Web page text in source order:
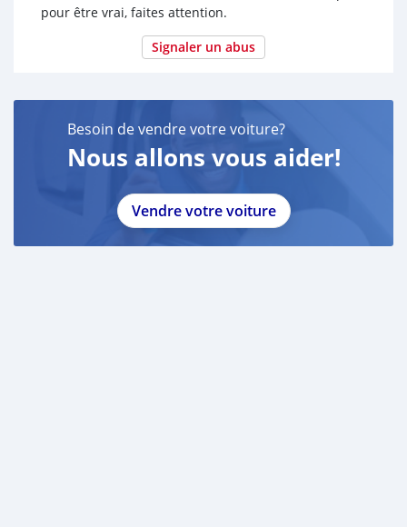
pour être vrai, faites attention.
Signaler un abus
Besoin de vendre votre voiture?
Nous allons vous aider!
Vendre votre voiture